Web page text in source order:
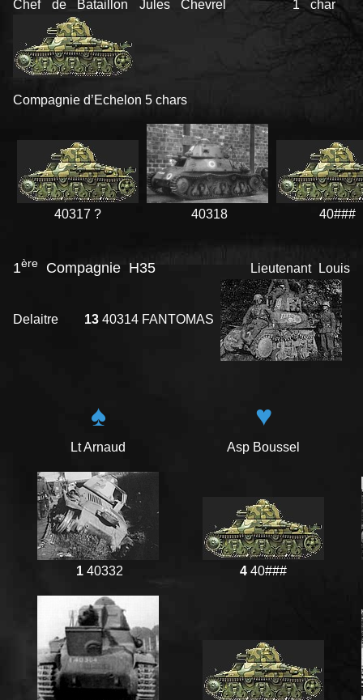
Chef de Bataillon Jules Chevrel 1 char
Compagnie d’Echelon 5 chars
40317 ? 40318 40###
1ère Compagnie H35 Lieutenant Louis
Delaitre 13 40314 FANTOMAS
♠
Lt Arnaud
♥
Asp Boussel
1 40332 4 40###